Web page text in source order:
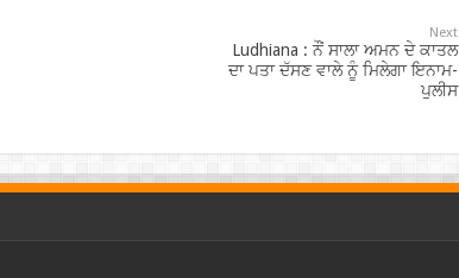
Next
Ludhiana : ਨੌਂ ਸਾਲਾ ਅਮਨ ਦੇ ਕਾਤਲ
ਦਾ ਪਤਾ ਦੱਸਣ ਵਾਲੇ ਨੂੰ ਮਿਲੇਗਾ ਇਨਾਮ-
ਪੁਲੀਸ